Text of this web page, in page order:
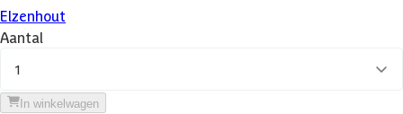
Elzenhout
Aantal
1
In winkelwagen